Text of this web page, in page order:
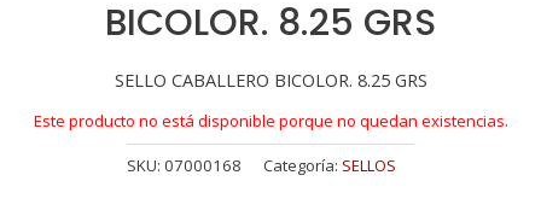
BICOLOR. 8.25 GRS
SELLO CABALLERO BICOLOR. 8.25 GRS
Este producto no está disponible porque no quedan existencias.
SKU: 07000168 Categoría: SELLOS